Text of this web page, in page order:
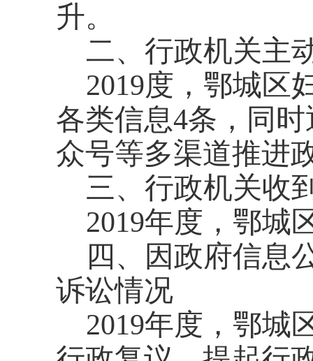
升。
二、行政机关主
2019度， 鄂城区
各类信息4条 ，同
众号等多渠道推进
三、行政机关收
2019年度，鄂城
四、因政府信息
诉讼情况
2019年度，鄂城